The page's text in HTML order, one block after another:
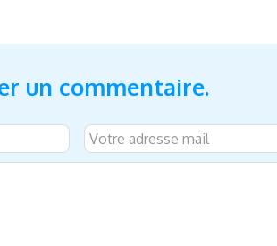
un commentaire.